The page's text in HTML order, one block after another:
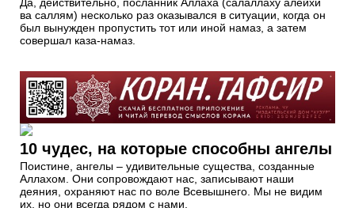
ва саллям) несколько раз оказывался в ситуации, когда он
был вынужден пропустить тот или иной намаз, а затем
совершал каза-намаз.
10 чудес, на которые способны ангелы
Поистине, ангелы – удивительные существа, созданные
Аллахом. Они сопровождают нас, записывают наши
деяния, охраняют нас по воле Всевышнего. Мы не видим
их, но они всегда рядом с нами.